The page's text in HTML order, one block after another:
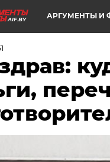
AIF.BY АРГУМЕНТЫ И